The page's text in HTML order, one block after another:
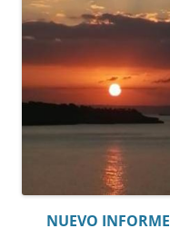
NUEVO INFORME